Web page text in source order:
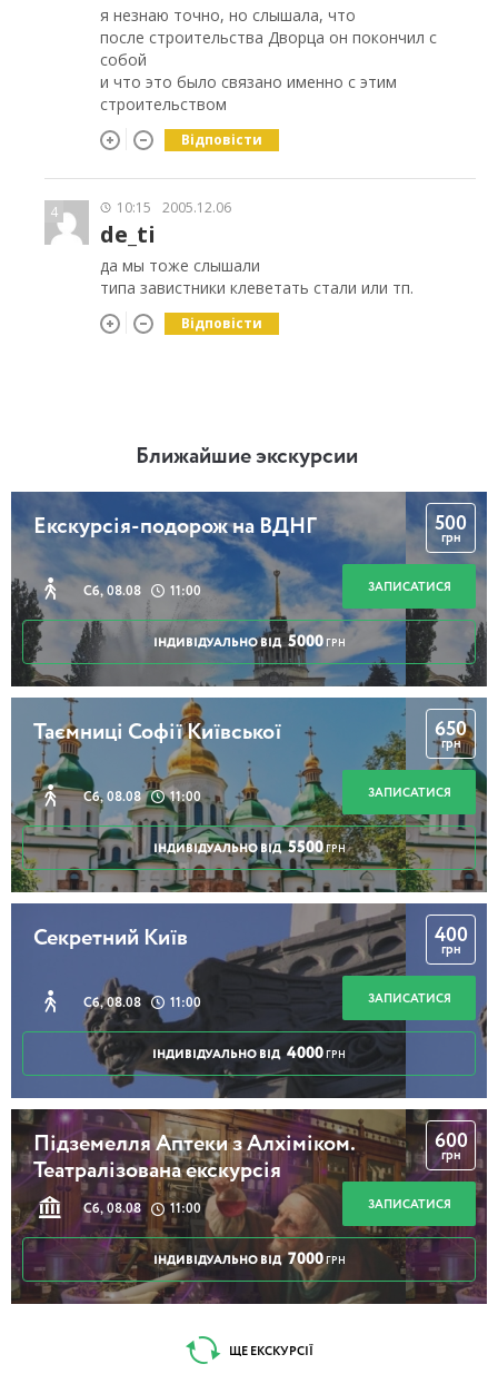
я незнаю точно, но слышала, что
после строительства Дворца он покончил с
собой
и что это было связано именно с этим
строительством
Відповісти
4 10:15 2005.12.06
de_ti
да мы тоже слышали
типа завистники клеветать стали или тп.
Відповісти
Ближайшие экскурсии
Екскурсія-подорож на ВДНГ
Сб, 08.08 11:00
500
грн
ЗАПИСАТИСЯ
ІНДИВІДУАЛЬНО ВІД 5000 ГРН
Таємниці Софії Київської
Сб, 08.08 11:00
650
грн
ЗАПИСАТИСЯ
ІНДИВІДУАЛЬНО ВІД 5500 ГРН
Секретний Київ
Сб, 08.08 11:00
400
грн
ЗАПИСАТИСЯ
ІНДИВІДУАЛЬНО ВІД 4000 ГРН
Підземелля Аптеки з Алхіміком.
Театралізована екскурсія
Сб, 08.08 11:00
600
грн
ЗАПИСАТИСЯ
ІНДИВІДУАЛЬНО ВІД 7000 ГРН
ЩЕ ЕКСКУРСІЇ